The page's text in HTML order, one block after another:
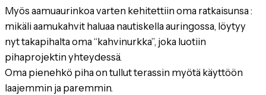
Myös aamuaurinkoa varten kehitettiin oma ratkaisunsa :
mikäli aamukahvit haluaa nautiskella auringossa, löytyy
nyt takapihalta oma “kahvinurkka”, joka luotiin
pihaprojektin yhteydessä.
Oma pienehkö piha on tullut terassin myötä käyttöön
laajemmin ja paremmin.